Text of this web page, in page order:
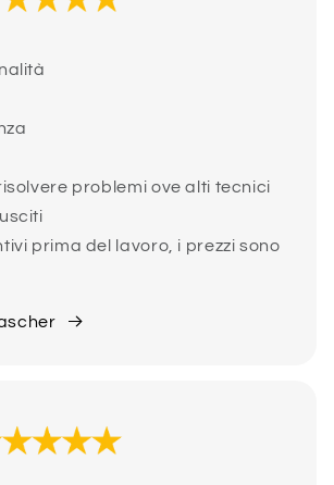
problemi ove alti tecnici
prima del lavoro, i prezzi sono